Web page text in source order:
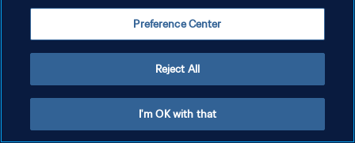
CONDITIONS D'UTILISATION
GÉRER VOS PRÉFÉRENCES SUR LES COOKIES
Copyright © 1994 - 2026 FIFA. Tous droits réservés.
Preference Center
Reject All
I'm OK with that